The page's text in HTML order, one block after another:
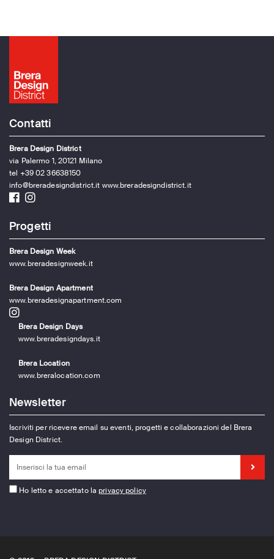
Contatti
Brera Design District
via Palermo 1, 20121 Milano
tel +39 02 36638150
info@breradesigndistrict.it www.breradesigndistrict.it
Progetti
Brera Design Week
www.breradesignweek.it
Brera Design Apartment
www.breradesignapartment.com
Brera Design Days
www.breradesigndays.it
Brera Location
www.breralocation.com
Newsletter
Iscriviti per ricevere email su eventi, progetti e collaborazioni del Brera
Design District.
Ho letto e accettato la privacy policy